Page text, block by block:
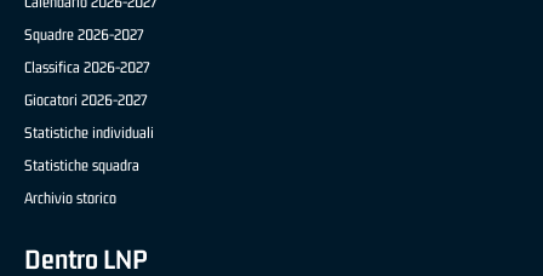
Squadre 2026-2027
Classifica 2026-2027
Giocatori 2026-2027
Statistiche individuali
Statistiche squadra
Archivio storico
Dentro LNP